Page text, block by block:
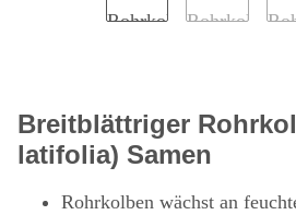
Breitblättriger
latifolia) Samen
Rohrkolben wächst an